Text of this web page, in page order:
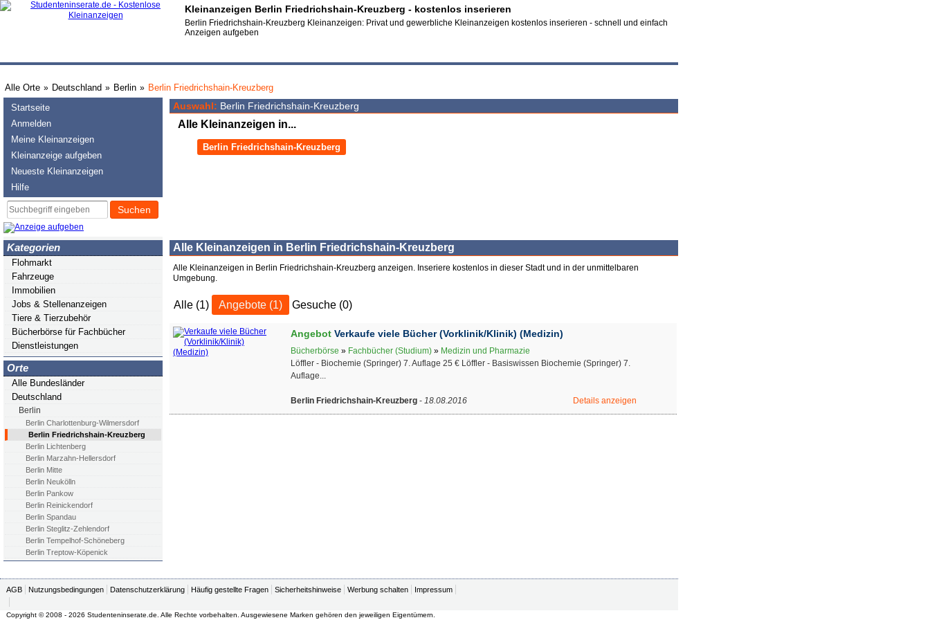
Kleinanzeigen Berlin Friedrichshain-Kreuzberg - kostenlos inserieren
Berlin Friedrichshain-Kreuzberg Kleinanzeigen: Privat und gewerbliche Kleinanzeigen kostenlos inserieren - schnell und einfach
Anzeigen aufgeben
Alle Orte » Deutschland » Berlin » Berlin Friedrichshain-Kreuzberg
Startseite
Anmelden
Meine Kleinanzeigen
Kleinanzeige aufgeben
Neueste Kleinanzeigen
Hilfe
Suchen
Kategorien
Flohmarkt
Fahrzeuge
Immobilien
Jobs & Stellenanzeigen
Tiere & Tierzubehör
Bücherbörse für Fachbücher
Dienstleistungen
Orte
Alle Bundesländer
Deutschland
Berlin
Berlin Charlottenburg-Wilmersdorf
Berlin Friedrichshain-Kreuzberg
Berlin Lichtenberg
Berlin Marzahn-Hellersdorf
Berlin Mitte
Berlin Neukölln
Berlin Pankow
Berlin Reinickendorf
Berlin Spandau
Berlin Steglitz-Zehlendorf
Berlin Tempelhof-Schöneberg
Berlin Treptow-Köpenick
Auswahl: Berlin Friedrichshain-Kreuzberg
Alle Kleinanzeigen in...
Berlin Friedrichshain-Kreuzberg
Alle Kleinanzeigen in Berlin Friedrichshain-Kreuzberg
Alle Kleinanzeigen in Berlin Friedrichshain-Kreuzberg anzeigen. Inseriere kostenlos in dieser Stadt und in der unmittelbaren
Umgebung.
Alle (1) Angebote (1) Gesuche (0)
Angebot Verkaufe viele Bücher (Vorklinik/Klinik) (Medizin)
Bücherbörse » Fachbücher (Studium) » Medizin und Pharmazie
Löffler - Biochemie (Springer) 7. Auflage 25 € Löffler - Basiswissen Biochemie (Springer) 7.
Auflage...
Berlin Friedrichshain-Kreuzberg - 18.08.2016 Details anzeigen
AGB Nutzungsbedingungen Datenschutzerklärung Häufig gestellte Fragen Sicherheitshinweise Werbung schalten Impressum
Copyright © 2008 - 2026 Studenteninserate.de. Alle Rechte vorbehalten. Ausgewiesene Marken gehören den jeweiligen Eigentümern.